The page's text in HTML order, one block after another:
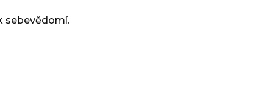
sebevědomí.